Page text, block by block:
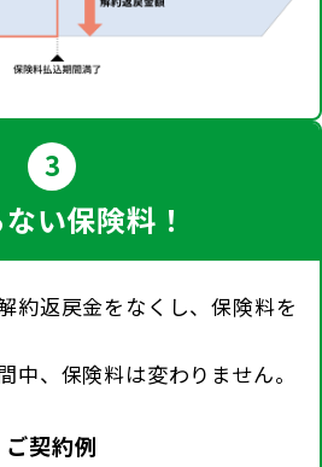
3
い保険料！
約返戻金をなくし、保険料を
中、保険料は変わりません。
ご契約例